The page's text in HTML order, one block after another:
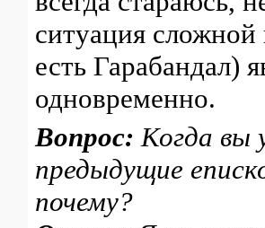
ситуация сложной
есть Гарабандал)
одновременно.
Вопрос: Когда вы
предыдущие
почему?